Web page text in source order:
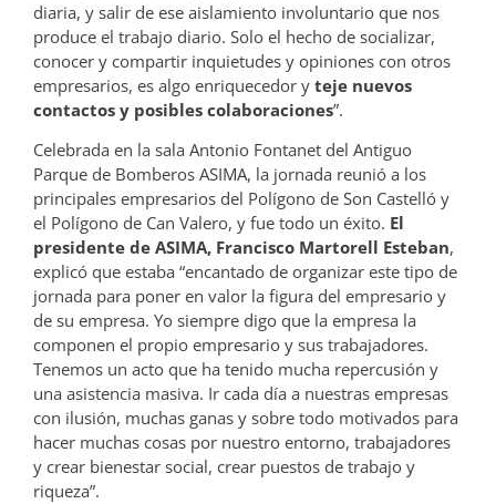
diaria, y salir de ese aislamiento involuntario que nos
produce el trabajo diario. Solo el hecho de socializar,
conocer y compartir inquietudes y opiniones con otros
empresarios, es algo enriquecedor y teje nuevos
contactos y posibles colaboraciones”.
Celebrada en la sala Antonio Fontanet del Antiguo
Parque de Bomberos ASIMA, la jornada reunió a los
principales empresarios del Polígono de Son Castelló y
el Polígono de Can Valero, y fue todo un éxito. El
presidente de ASIMA, Francisco Martorell Esteban,
explicó que estaba “encantado de organizar este tipo de
jornada para poner en valor la figura del empresario y
de su empresa. Yo siempre digo que la empresa la
componen el propio empresario y sus trabajadores.
Tenemos un acto que ha tenido mucha repercusión y
una asistencia masiva. Ir cada día a nuestras empresas
con ilusión, muchas ganas y sobre todo motivados para
hacer muchas cosas por nuestro entorno, trabajadores
y crear bienestar social, crear puestos de trabajo y
riqueza”.